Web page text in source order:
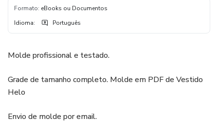
Formato: eBooks ou Documentos
Idioma: Português
Molde profissional e testado.
Grade de tamanho completo. Molde em PDF de Vestido
Helo
Envio de molde por email.